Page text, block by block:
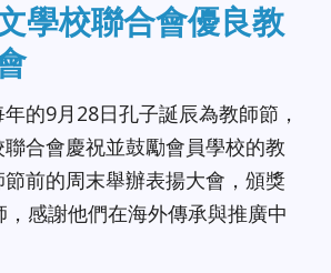
學校聯合會優良教
的9月28日孔子誕辰為教師節，
合會慶祝並鼓勵會員學校的教
前的周末舉辦表揚大會，頒獎
感謝他們在海外傳承與推廣中